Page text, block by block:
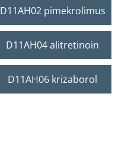
D11AH02 pimekrolimus
D11AH04 alitretinoin
D11AH06 krizaborol